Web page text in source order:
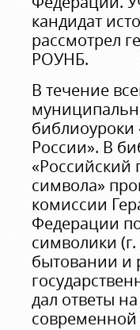
кандидат
рассмотрел
РОУНБ.
В течение
библиоуроки
России». В
«Российский
символа»
комиссии
Федерации
символики
бытовании и
дал ответы